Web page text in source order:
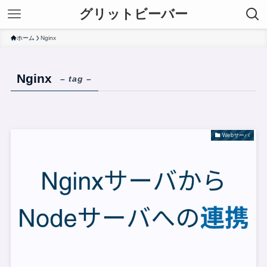
グリットビーバー
ホーム Nginx
Nginx – tag –
Webサーバ